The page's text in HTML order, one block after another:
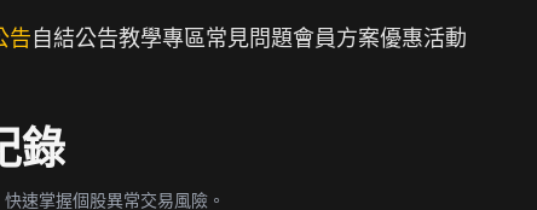
告 自結公告教學專區常見問題會員方案優惠活動
錄
速掌握個股異常交易風險。